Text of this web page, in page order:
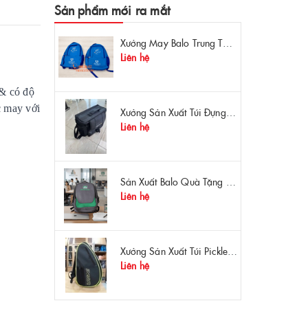
có độ
may với
Sản phẩm mới ra mắt
Xưởng May Balo Trung Tâm Ngoại Ngữ Apollo In Logo Giá Rẻ Tại Xưởng
Liên hệ
Liên hệ
Liên hệ
Liên hệ